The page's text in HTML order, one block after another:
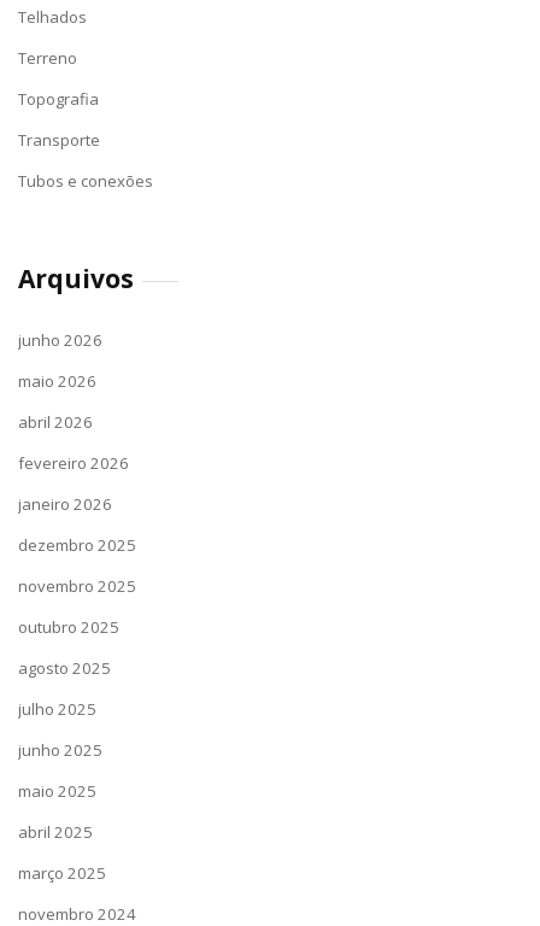
Telhados
Terreno
Topografia
Transporte
Tubos e conexões
Arquivos
junho 2026
maio 2026
abril 2026
fevereiro 2026
janeiro 2026
dezembro 2025
novembro 2025
outubro 2025
agosto 2025
julho 2025
junho 2025
maio 2025
abril 2025
março 2025
novembro 2024